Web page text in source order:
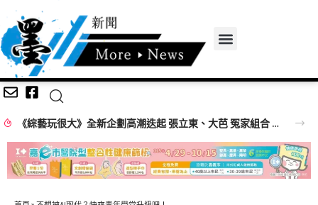
《綜藝玩很大》全新企劃高潮迭起 張立東、大芭 冤家組合 再創收視火花